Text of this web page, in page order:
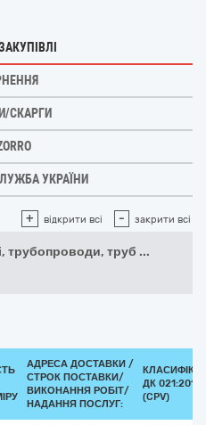
СКАРГИ
УКРАЇНИ
+ відкрити всі - закрити всі
трубопроводи, труб ...
АДРЕСА ДОСТАВКИ /
СТРОК ПОСТАВКИ/
ВИКОНАННЯ РОБІТ/
НАДАННЯ ПОСЛУГ:
ДК 021:2015
(CPV)